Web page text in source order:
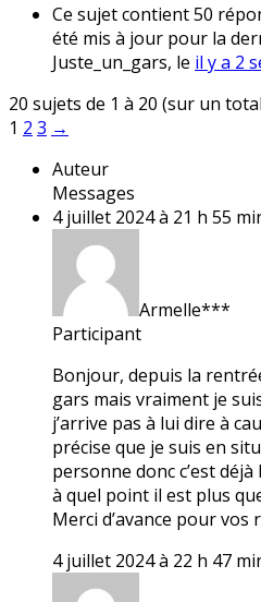
Ce sujet contient 50
été mis à jour pour la
Juste_un_gars, le il y a 2
20 sujets de 1 à 20 (sur un
1 2 3 →
Auteur
Messages
4 juillet 2024 à 21 h 55
Armelle***
Participant
Bonjour, depuis la
gars mais vraiment je
j’arrive pas à lui dire à
précise que je suis en
personne donc c’est
à quel point il est plus
Merci d’avance pour vos
4 juillet 2024 à 22 h 47